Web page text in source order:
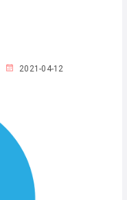
2021-04-12